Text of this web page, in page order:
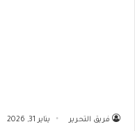
فريق التحرير يناير 31, 2026